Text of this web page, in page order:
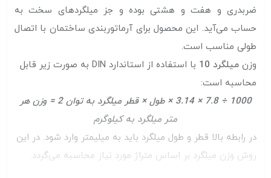
ضربدری و هفت و هشتی بوده و جز میلگرد‌های سخت به
حساب می‌آید. این محصول برای آرماتوربندی ساختمان با اتصال
طولی مناسب است.
وزن میلگرد 10
با استفاده از استاندارد DIN به صورت زیر قابل
محاسبه است:
1000 ÷ 7.8 × 3.14 × طول × قطر میلگرد به توان 2 = وزن هر
متر میلگرد به کیلوگرم
در رابطه بالا قطر و طول میلگرد باید به میلیمتر وارد شود. در این
روش وزن میلگرد بر اساس متراژ مورد نیاز محاسبه می‌گردد.